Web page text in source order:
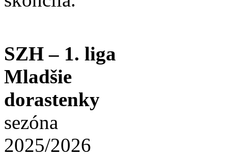
SZH – 1. liga
Mladšie
dorastenky
sezóna
2025/2026